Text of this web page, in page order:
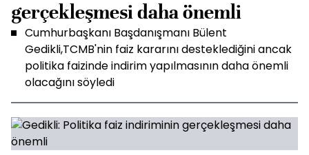
gerçekleşmesi daha önemli
Cumhurbaşkanı Başdanışmanı Bülent
Gedikli,TCMB'nin faiz kararını desteklediğini ancak
politika faizinde indirim yapılmasının daha önemli
olacağını söyledi